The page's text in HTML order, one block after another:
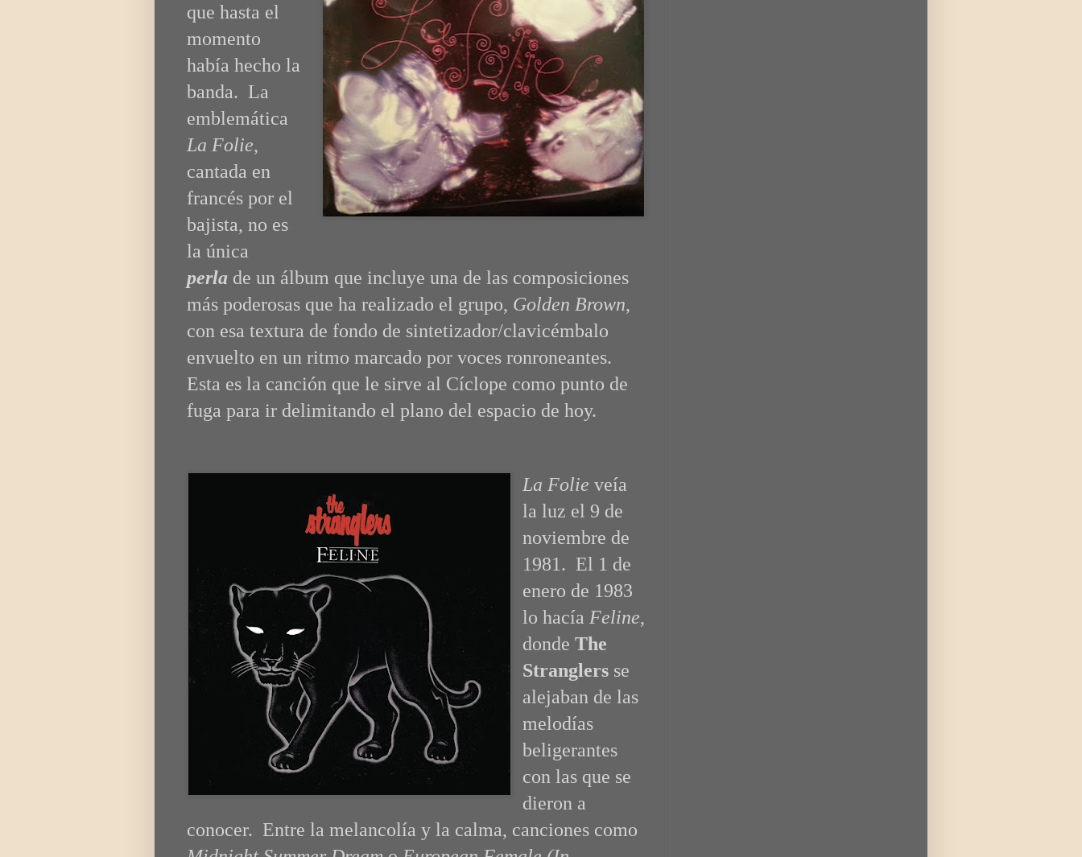
que hasta el
momento
había hecho la
banda. La
emblemática
La Folie,
cantada en
francés por el
bajista, no es
la única
perla de un álbum que incluye una de las composiciones
más poderosas que ha realizado el grupo, Golden Brown,
con esa textura de fondo de sintetizador/clavicémbalo
envuelto en un ritmo marcado por voces ronroneantes.
Esta es la canción que le sirve al Cíclope como punto de
fuga para ir delimitando el plano del espacio de hoy.
La Folie veía
la luz el 9 de
noviembre de
1981. El 1 de
enero de 1983
lo hacía Feline,
dondeThe
Stranglers se
alejaban de las
melodías
beligerantes
con las que se
dieron a
conocer. Entre la melancolía y la calma, canciones como